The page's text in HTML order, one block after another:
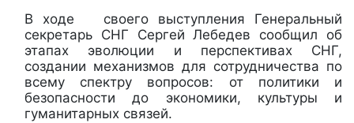
В ходе своего выступления Генеральный
секретарь СНГ Сергей Лебедев сообщил об
этапах эволюции и перспективах СНГ,
создании механизмов для сотрудничества по
всему спектру вопросов: от политики и
безопасности до экономики, культуры и
гуманитарных связей.